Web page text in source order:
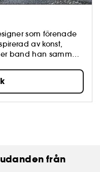
som förenade
av konst,
band han samman
och elegans,
skapelser – i mode
och kreativa
är att
visa dess rikedom
från